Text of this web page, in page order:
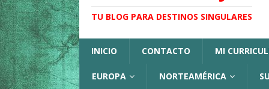
TU BLOG PARA DESTINOS SINGULARES
INICIO CONTACTO MI
EUROPA NORTEAMÉRICA